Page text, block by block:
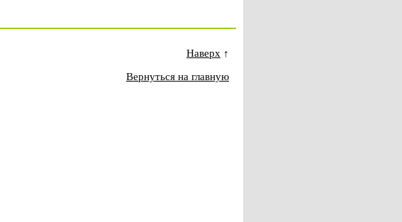
Наверх ↑
Вернуться на главную